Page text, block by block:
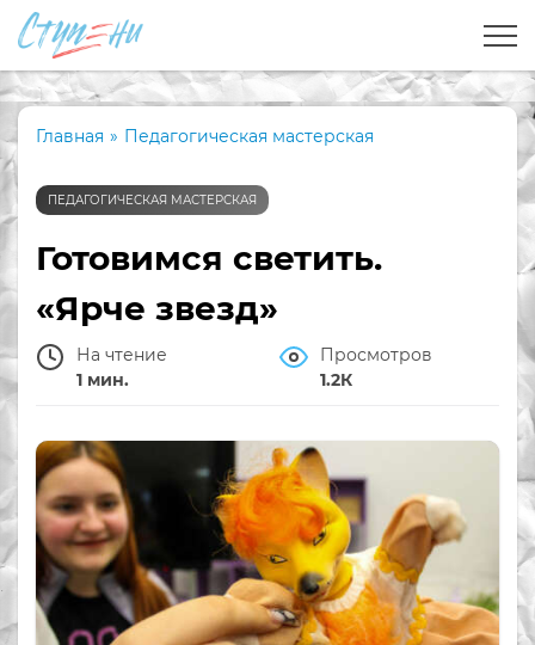
Главная » Педагогическая мастерская
ПЕДАГОГИЧЕСКАЯ МАСТЕРСКАЯ
Готовимся светить.
«Ярче звезд»
На чтение
1 мин.
Просмотров
1.2К